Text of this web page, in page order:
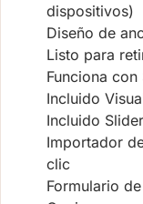
dispositivos)
Diseño de
Listo para
Funciona con
Incluido
Incluido
Importador
clic
Formulario